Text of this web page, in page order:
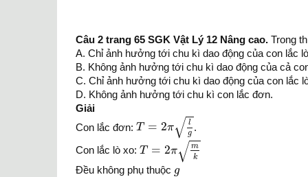
Câu 2 trang 65 SGK Vật Lý 12 Nâng cao. Trong
A. Chỉ ảnh hưởng tới chu kì dao động của con lắc
B. Không ảnh hưởng tới chu kì dao động của cả
C. Chỉ ảnh hưởng tới chu kì dao động của con lắc
D. Không ảnh hưởng tới chu kì con lắc đơn.
Giải
Con lắc đơn: T = 2π√ l
g
.
Con lắc lò xo: T = 2π√ m
k
k
Đều không phụ thuộc g
g